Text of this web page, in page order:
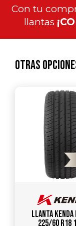
Con tu
llantas
Otras
Llanta KENDA
225/60 R18